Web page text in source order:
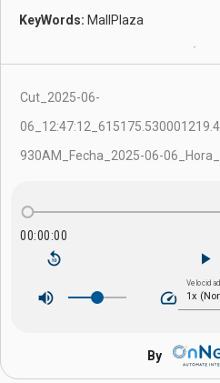
KeyWords: MallPlaza
Cut_2025-06-
930AM_Fecha_2025-06-
00:00:00
replay_10 play_arrow
volume_up speed 1x
By